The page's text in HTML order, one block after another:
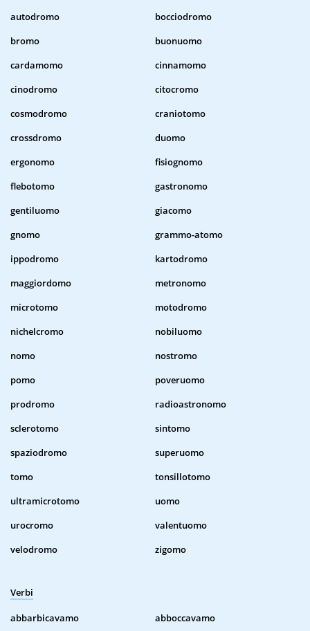
autodromo
bocciodromo
bromo
buonuomo
cardamomo
cinnamomo
cinodromo
citocromo
cosmodromo
craniotomo
crossdromo
duomo
ergonomo
fisiognomo
flebotomo
gastronomo
gentiluomo
giacomo
gnomo
grammo-atomo
ippodromo
kartodromo
maggiordomo
metronomo
microtomo
motodromo
nichelcromo
nobiluomo
nomo
nostromo
pomo
poveruomo
prodromo
radioastronomo
sclerotomo
sintomo
spaziodromo
superuomo
tomo
tonsillotomo
ultramicrotomo
uomo
urocromo
valentuomo
velodromo
zigomo
Verbi
abbarbicavamo
abboccavamo